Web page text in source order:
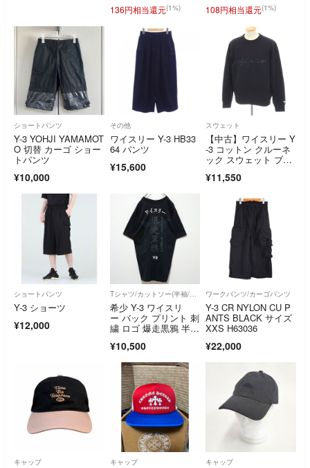
136円相当還元(1%) 108円相当還元(1%)
ショートパンツ
Y-3 YOHJI YAMAMOT
O 切替 カーゴ ショー
トパンツ
¥10,000
その他
ワイスリー Y-3 HB33
64 パンツ
¥15,600
スウェット
【中古】ワイスリー Y
-3 コットン クルーネ
ック スウェット ブラ
ンズ】
¥11,550
ショートパンツ
Y-3 ショーツ
¥12,000
Tシャツ/カットソー(半袖/袖なし)
希少 Y-3 ワイスリ
ー バック プリント 刺
繍 ロゴ 爆走黒鴉 半
¥10,500
ワークパンツ/カーゴパンツ
Y-3 CR NYLON CU P
ANTS BLACK サイズ
XXS H63036
¥22,000
キャップ キャップ キャップ